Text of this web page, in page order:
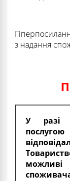
з надання
У разі